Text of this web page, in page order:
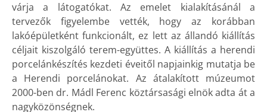
várja a látogatókat. Az emelet kialakításánál a
tervezők figyelembe vették, hogy az korábban
lakóépületként funkcionált, ez lett az állandó kiállítás
céljait kiszolgáló terem-együttes. A kiállítás a herendi
porcelánkészítés kezdeti éveitől napjainkig mutatja be
a Herendi porcelánokat. Az átalakított múzeumot
2000-ben dr. Mádl Ferenc köztársasági elnök adta át a
nagyközönségnek.